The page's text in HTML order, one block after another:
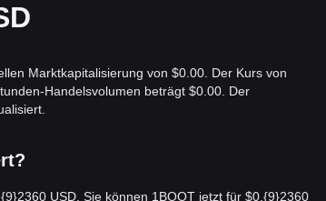
Marktkapitalisierung von $0.00. Der Kurs von
Handelsvolumen beträgt $0.00. Der
USD. Sie können 1BOOT jetzt für $0.{9}2360